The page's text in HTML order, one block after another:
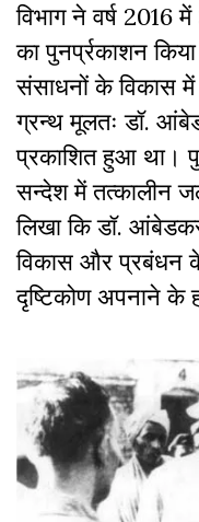
विभाग ने वर्ष 2016
का पुनर्प्रकाशन
संसाधनों के विकास
ग्रन्थ मूलतः डॉ.
प्रकाशित हुआ था।
सन्देश में तत्कालीन
लिखा कि डॉ.
विकास और प्रबंधन
दृष्टिकोण अपनाने के